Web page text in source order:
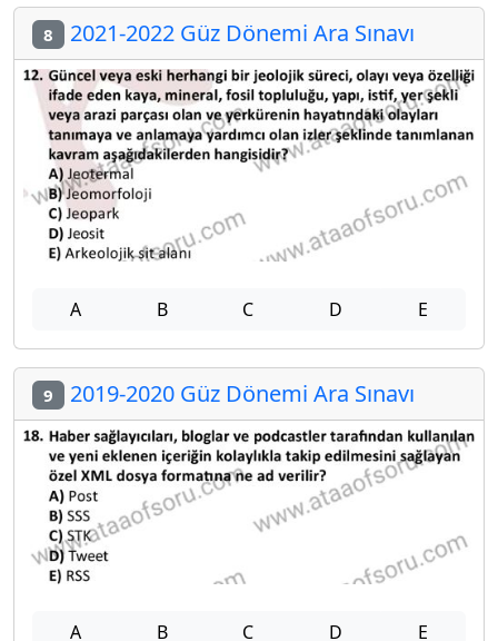
8 2021-2022 Güz Dönemi Ara Sınavı
A B C D E
9 2019-2020 Güz Dönemi Ara Sınavı
A B C D E